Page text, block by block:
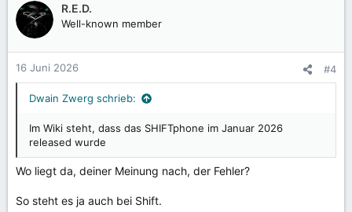
R.E.D.
Well-known member
16 Juni 2026 #4
Dwain Zwerg schrieb:
Im Wiki steht, dass das SHIFTphone im Januar 2026
released wurde
Wo liegt da, deiner Meinung nach, der Fehler?
So steht es ja auch bei Shift.